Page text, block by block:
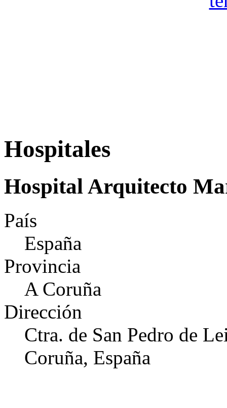
Hospitales
Hospital Arquitecto
País
España
Provincia
A Coruña
Dirección
Ctra. de San Pedro de
Coruña, España